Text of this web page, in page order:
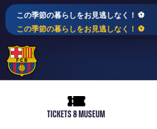
この季節の暮らしをお見逃しなく！ ⚽️
この季節の暮らしをお見逃しなく！ ⚽️
ticket-full
TICKETS & MUSEUM